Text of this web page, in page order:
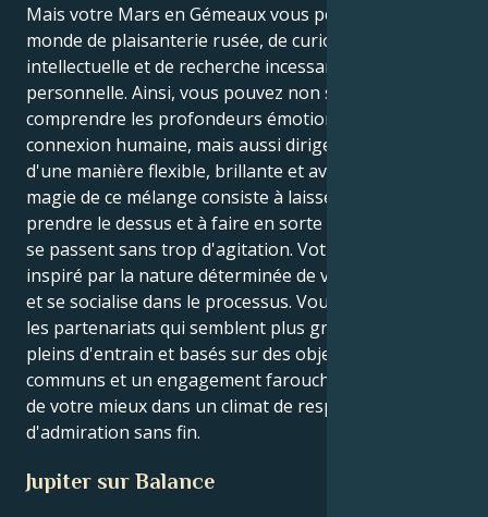
Mais votre Mars en Gémeaux vous pousse vers un
monde de plaisanterie rusée, de curiosité
intellectuelle et de recherche incessante de liberté
personnelle. Ainsi, vous pouvez non seulement
comprendre les profondeurs émotionnelles de la
connexion humaine, mais aussi diriger votre énergie
d'une manière flexible, brillante et avant-gardiste. La
magie de ce mélange consiste à laisser vos instincts
prendre le dessus et à faire en sorte que les choses
se passent sans trop d'agitation. Votre Cancer est
inspiré par la nature déterminée de votre Gémeaux -
et se socialise dans le processus. Vous êtes attiré par
les partenariats qui semblent plus grands que la vie,
pleins d'entrain et basés sur des objectifs spirituels
communs et un engagement farouche. Vous faites
de votre mieux dans un climat de respect et
d'admiration sans fin.
Jupiter sur Balance